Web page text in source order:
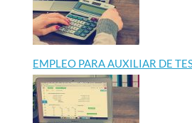
EMPLEO PARA AUXILIAR DE